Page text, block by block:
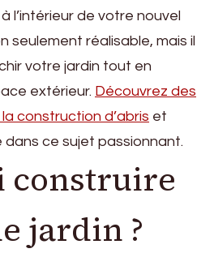
l’intérieur de votre nouvel
seulement réalisable, mais il
votre jardin tout en
extérieur. Découvrez des
construction d’abris et
ce sujet passionnant.
construire
jardin ?